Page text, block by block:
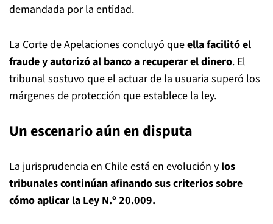
demandada por la entidad.
La Corte de Apelaciones concluyó queella facilitó el
fraude y autorizó al banco a recuperar el dinero. El
tribunal sostuvo que el actuar de la usuaria superó los
márgenes de protección que establece la ley.
Un escenario aún en disputa
La jurisprudencia en Chile está en evolución y los
tribunales continúan afinando sus criterios sobre
cómo aplicar la Ley N.º 20.009.